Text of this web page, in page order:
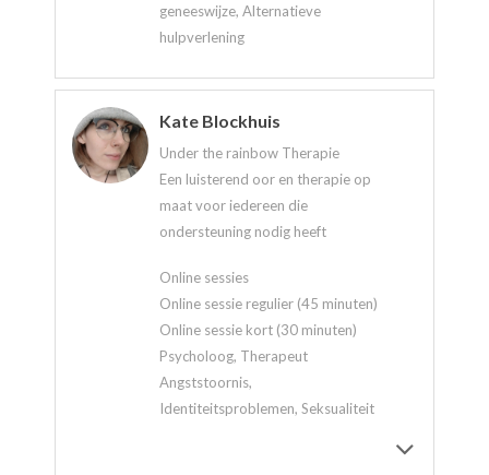
geneeswijze, Alternatieve
hulpverlening
Kate Blockhuis
Under the rainbow Therapie
Een luisterend oor en therapie op
maat voor iedereen die
ondersteuning nodig heeft
Online sessies
Online sessie regulier (45 minuten)
Online sessie kort (30 minuten)
Psycholoog, Therapeut
Angststoornis,
Identiteitsproblemen, Seksualiteit